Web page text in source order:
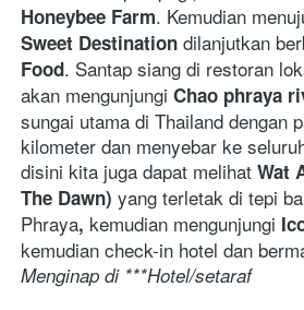
Honeybee Farm. Kemudian
Sweet Destination dilanjutkan
Food. Santap siang di restoran
akan mengunjungi Chao phraya
sungai utama di Thailand dengan
kilometer dan menyebar ke
disini kita juga dapat melihat Wat
The Dawn) yang terletak di tepi
Phraya, kemudian mengunjungi
kemudian check-in hotel dan
Menginap di ***Hotel/setaraf